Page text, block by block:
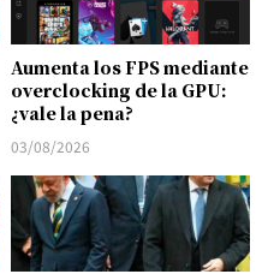
Aumenta los FPS mediante
overclocking de la GPU:
¿vale la pena?
03/08/2026